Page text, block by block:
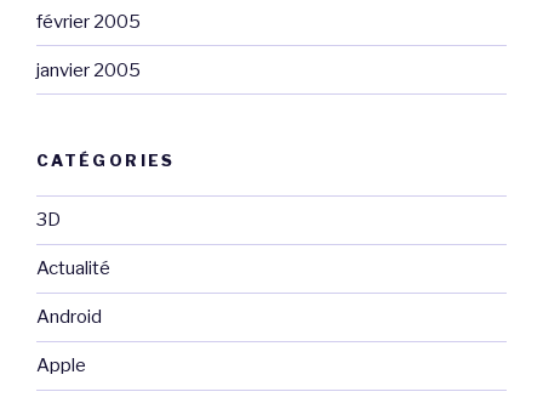
février 2005
janvier 2005
CATÉGORIES
3D
Actualité
Android
Apple